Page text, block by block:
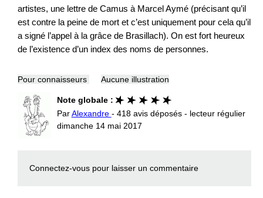
artistes, une lettre de Camus à Marcel Aymé (précisant qu’il
est contre la peine de mort et c’est uniquement pour cela qu’il
a signé l’appel à la grâce de Brasillach). On est fort heureux
de l’existence d’un index des noms de personnes.
Pour connaisseurs Aucune illustration
Note globale :
ParAlexandre - 418 avis déposés - lecteur régulier
dimanche 14 mai 2017
Connectez-vous pour laisser un commentaire